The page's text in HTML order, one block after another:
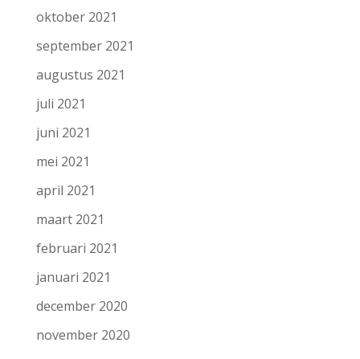
oktober 2021
september 2021
augustus 2021
juli 2021
juni 2021
mei 2021
april 2021
maart 2021
februari 2021
januari 2021
december 2020
november 2020